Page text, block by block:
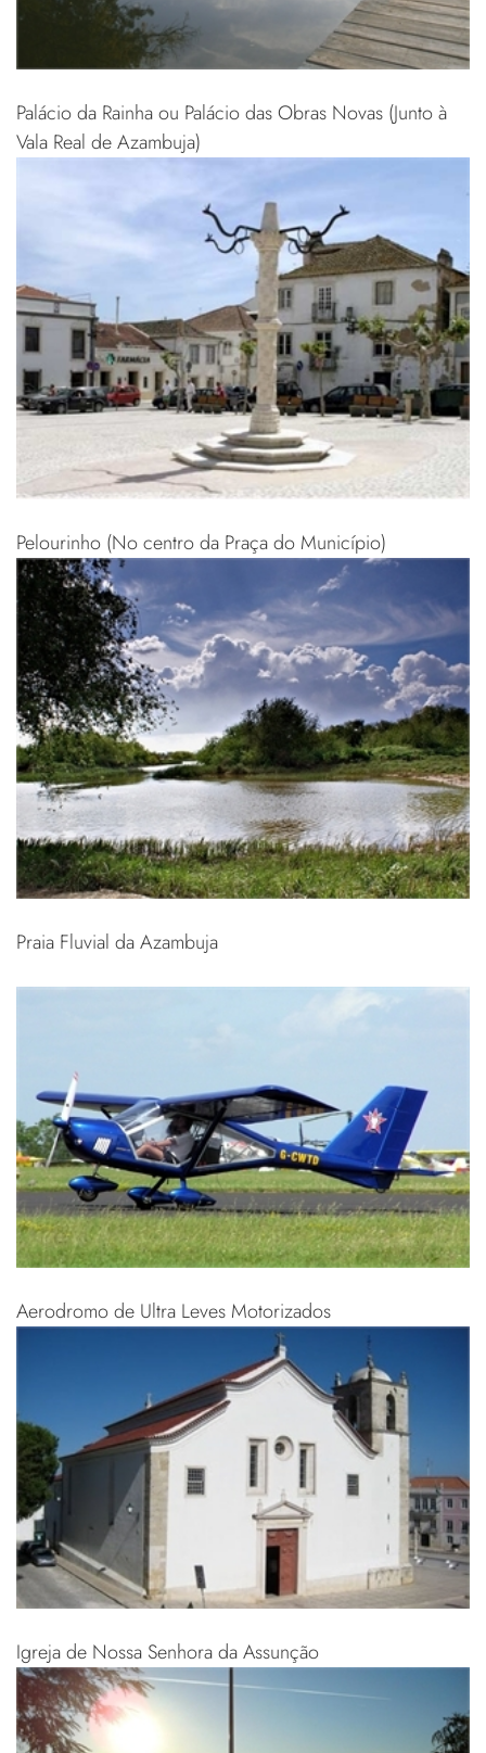
Palácio da Rainha ou Palácio das Obras Novas (Junto à
Vala Real de Azambuja)
Pelourinho (No centro da Praça do Município)
Praia Fluvial da Azambuja
Aerodromo de Ultra Leves Motorizados
Igreja de Nossa Senhora da Assunção